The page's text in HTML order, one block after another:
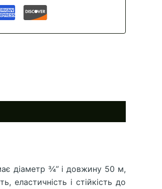
діаметр ¾” і довжину 50 м,
еластичність і стійкість до